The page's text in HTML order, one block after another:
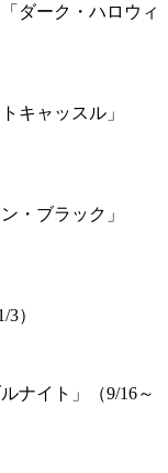
ダーク・ハロウィ
キャッスル」
・ブラック」
）
ナイト」（9/16～